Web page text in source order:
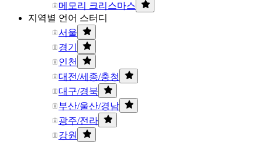
메모리 크리스마스
지역별 언어 스터디
서울
경기
인천
대전/세종/충청
대구/경북
부산/울산/경남
광주/전라
강원